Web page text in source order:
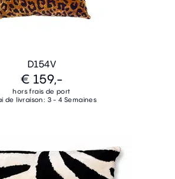
D154V
€ 159,-
hors frais de port
de livraison: 3 - 4 Semaines